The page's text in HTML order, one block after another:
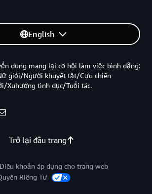
English
Trở lại đầu trang
dung mang lại cơ hội làm việc bình đẳng:
giới/Người khuyết tật/Cựu chiến
Xuhướng tình dục/Tuổi tác.
Điều khoản áp dụng cho trang web
Riêng Tư